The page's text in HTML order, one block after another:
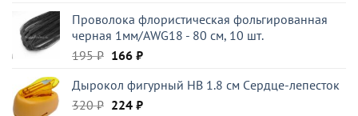
составляла
108 ₽.
92 ₽.
Проволока флористическая фольгированная
черная 1мм/AWG18 - 80 см, 10 шт.
195₽ Первоначальная
составляла
195 ₽.
166 ₽Текущая
166 ₽.
Дырокол фигурный HB 1.8 см Cердце-лепесток
320₽ Первоначальная
224 ₽Текущая